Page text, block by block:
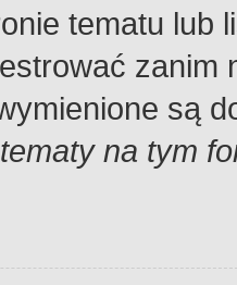
tematu lub
są
na tym